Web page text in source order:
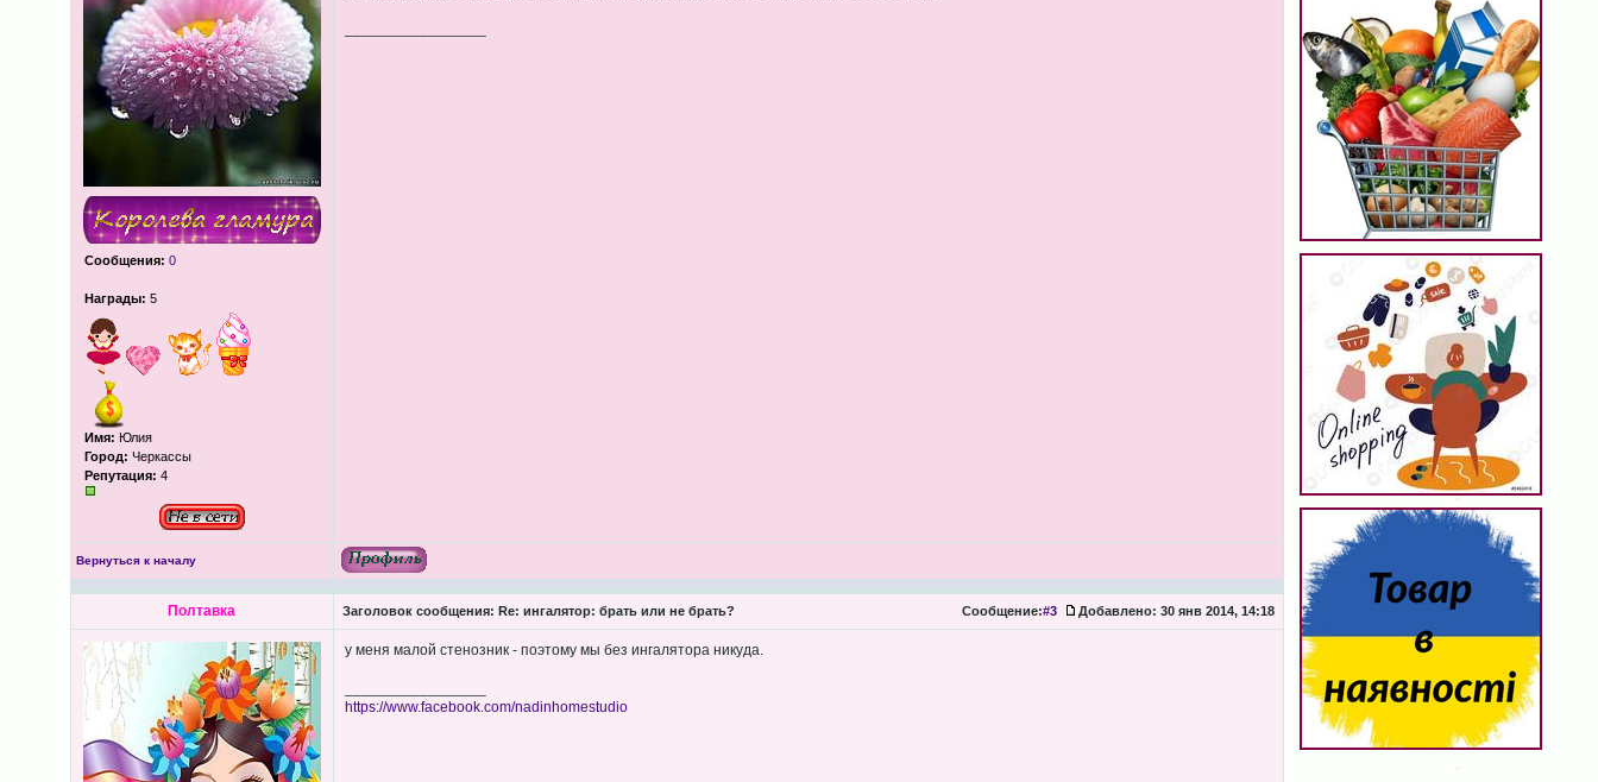
Сообщения: 0
Награды: 5
Имя: Юлия
Город: Черкассы
Репутация: 4
Вернуться к началу
Полтавка Заголовок сообщения: Re: ингалятор: брать или не брать? Сообщение:#3 Добавлено: 30 янв 2014, 14:18
у меня малой стенозник - поэтому мы без ингалятора никуда.
https://www.facebook.com/nadinhomestudio